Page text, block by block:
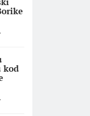
kod